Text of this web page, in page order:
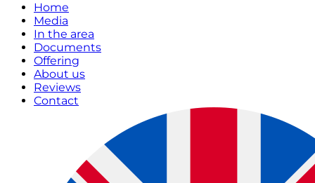
Home
Media
In the area
Documents
Offering
About us
Reviews
Contact